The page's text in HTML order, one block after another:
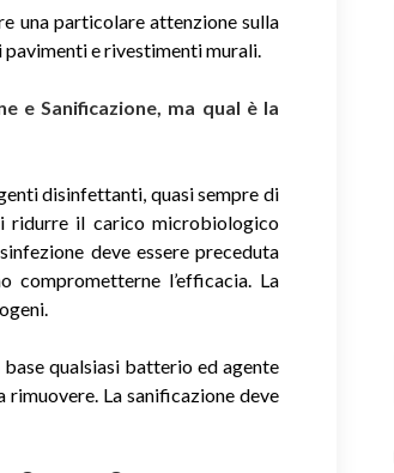
una particolare attenzione sulla
e rivestimenti murali.
e Sanificazione, ma qual è la
disinfettanti, quasi sempre di
ridurre il carico microbiologico
deve essere preceduta
comprometterne l’efficacia. La
qualsiasi batterio ed agente
rimuovere. La sanificazione deve